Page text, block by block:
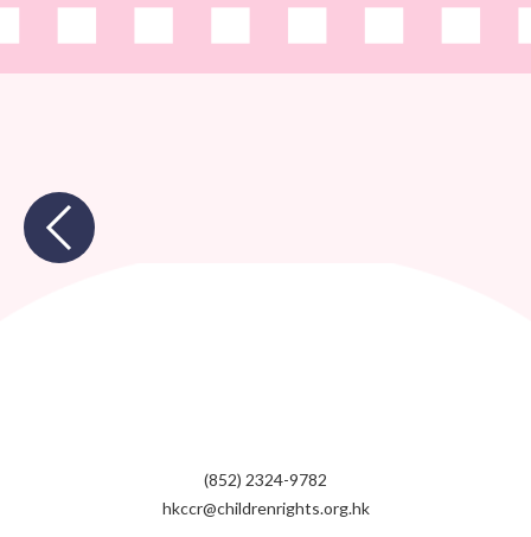
(852) 2324-9782
hkccr@childrenrights.org.hk